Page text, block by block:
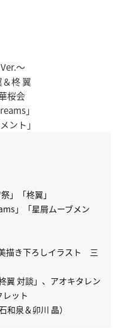
～
柊 翼
桜会
」
ント」
」「柊翼」
」「星屑ムーブメン
描き下ろしイラスト 三
翼 対談」、アオキタレン
ット
泉＆卯川 晶）